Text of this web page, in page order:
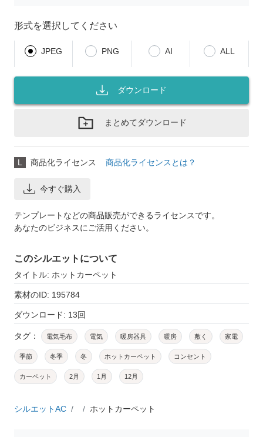
形式を選択してください
JPEG PNG AI ALL
ダウンロード
まとめてダウンロード
L 商品化ライセンス 商品化ライセンスとは？
今すぐ購入
テンプレートなどの商品販売ができるライセンスです。
あなたのビジネスにご活用ください。
このシルエットについて
タイトル: ホットカーペット
素材のID: 195784
ダウンロード: 13回
タグ： 電気毛布 電気 暖房器具 暖房 敷く 家電
季節 冬季 冬 ホットカーペット コンセント
カーペット 2月 1月 12月
シルエットAC ホットカーペット